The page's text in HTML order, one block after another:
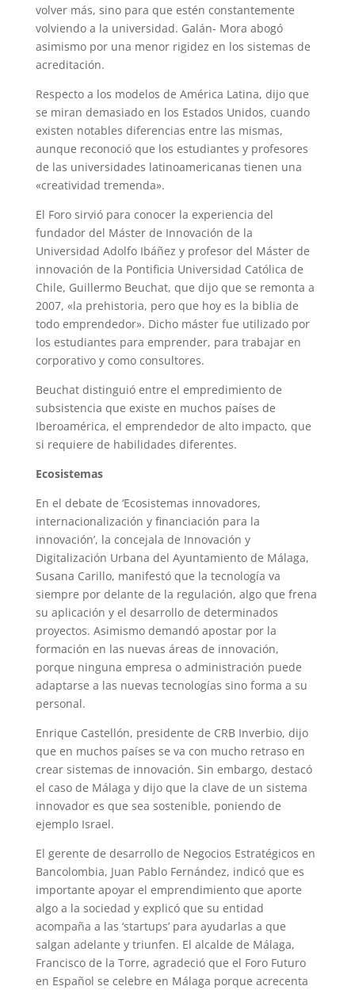
volver más, sino para que estén constantemente
volviendo a la universidad. Galán- Mora abogó
asimismo por una menor rigidez en los sistemas de
acreditación.
Respecto a los modelos de América Latina, dijo que
se miran demasiado en los Estados Unidos, cuando
existen notables diferencias entre las mismas,
aunque reconoció que los estudiantes y profesores
de las universidades latinoamericanas tienen una
«creatividad tremenda».
El Foro sirvió para conocer la experiencia del
fundador del Máster de Innovación de la
Universidad Adolfo Ibáñez y profesor del Máster de
innovación de la Pontificia Universidad Católica de
Chile, Guillermo Beuchat, que dijo que se remonta a
2007, «la prehistoria, pero que hoy es la biblia de
todo emprendedor». Dicho máster fue utilizado por
los estudiantes para emprender, para trabajar en
corporativo y como consultores.
Beuchat distinguió entre el empredimiento de
subsistencia que existe en muchos países de
Iberoamérica, el emprendedor de alto impacto, que
si requiere de habilidades diferentes.
Ecosistemas
En el debate de ‘Ecosistemas innovadores,
internacionalización y financiación para la
innovación’, la concejala de Innovación y
Digitalización Urbana del Ayuntamiento de Málaga,
Susana Carillo, manifestó que la tecnología va
siempre por delante de la regulación, algo que frena
su aplicación y el desarrollo de determinados
proyectos. Asimismo demandó apostar por la
formación en las nuevas áreas de innovación,
porque ninguna empresa o administración puede
adaptarse a las nuevas tecnologías sino forma a su
personal.
Enrique Castellón, presidente de CRB Inverbio, dijo
que en muchos países se va con mucho retraso en
crear sistemas de innovación. Sin embargo, destacó
el caso de Málaga y dijo que la clave de un sistema
innovador es que sea sostenible, poniendo de
ejemplo Israel.
El gerente de desarrollo de Negocios Estratégicos en
Bancolombia, Juan Pablo Fernández, indicó que es
importante apoyar el emprendimiento que aporte
algo a la sociedad y explicó que su entidad
acompaña a las ‘startups’ para ayudarlas a que
salgan adelante y triunfen. El alcalde de Málaga,
Francisco de la Torre, agradeció que el Foro Futuro
en Español se celebre en Málaga porque acrecenta